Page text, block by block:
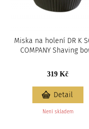
Miska na holení DR K
COMPANY Shaving
319 Kč
Není skladem
Detail